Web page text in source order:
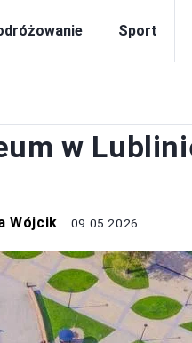
Sport
w
Wójcik 09.05.2026